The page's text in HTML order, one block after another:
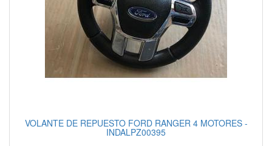
VOLANTE DE REPUESTO FORD RANGER 4 MOTORES -
INDALPZ00395